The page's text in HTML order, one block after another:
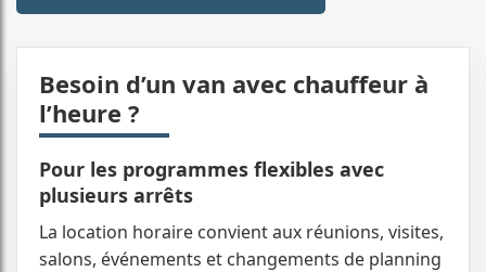
Besoin d’un van avec chauffeur à
l’heure ?
Pour les programmes flexibles avec
plusieurs arrêts
La location horaire convient aux réunions, visites,
salons, événements et changements de planning